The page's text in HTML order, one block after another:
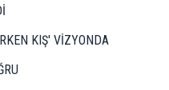
KIŞ' VİZYONDA